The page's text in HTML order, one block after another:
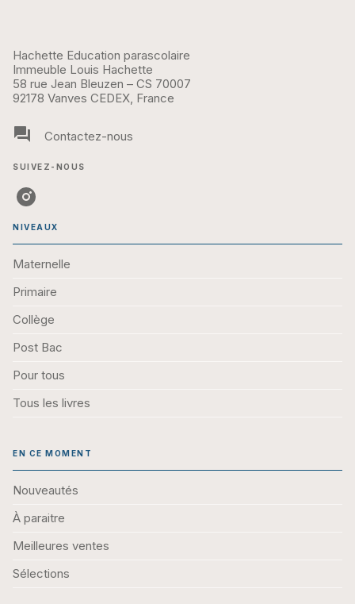
Hachette Education parascolaire
Immeuble Louis Hachette
58 rue Jean Bleuzen – CS 70007
92178 Vanves CEDEX, France
question_answer Contactez-nous
SUIVEZ-NOUS
NIVEAUX
Maternelle
Primaire
Collège
Post Bac
Pour tous
Tous les livres
EN CE MOMENT
Nouveautés
À paraitre
Meilleures ventes
Sélections